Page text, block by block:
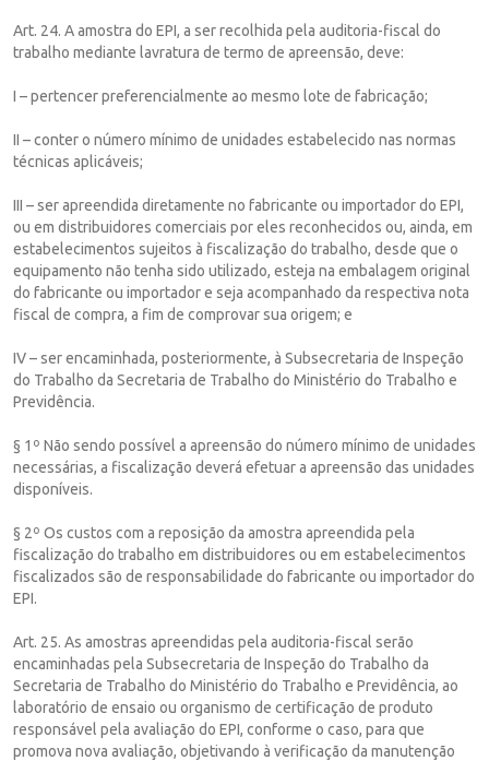
Art. 24. A amostra do EPI, a ser recolhida pela auditoria-fiscal do
trabalho mediante lavratura de termo de apreensão, deve:
I – pertencer preferencialmente ao mesmo lote de fabricação;
II – conter o número mínimo de unidades estabelecido nas normas
técnicas aplicáveis;
III – ser apreendida diretamente no fabricante ou importador do EPI,
ou em distribuidores comerciais por eles reconhecidos ou, ainda, em
estabelecimentos sujeitos à fiscalização do trabalho, desde que o
equipamento não tenha sido utilizado, esteja na embalagem original
do fabricante ou importador e seja acompanhado da respectiva nota
fiscal de compra, a fim de comprovar sua origem; e
IV – ser encaminhada, posteriormente, à Subsecretaria de Inspeção
do Trabalho da Secretaria de Trabalho do Ministério do Trabalho e
Previdência.
§ 1º Não sendo possível a apreensão do número mínimo de unidades
necessárias, a fiscalização deverá efetuar a apreensão das unidades
disponíveis.
§ 2º Os custos com a reposição da amostra apreendida pela
fiscalização do trabalho em distribuidores ou em estabelecimentos
fiscalizados são de responsabilidade do fabricante ou importador do
EPI.
Art. 25. As amostras apreendidas pela auditoria-fiscal serão
encaminhadas pela Subsecretaria de Inspeção do Trabalho da
Secretaria de Trabalho do Ministério do Trabalho e Previdência, ao
laboratório de ensaio ou organismo de certificação de produto
responsável pela avaliação do EPI, conforme o caso, para que
promova nova avaliação, objetivando à verificação da manutenção